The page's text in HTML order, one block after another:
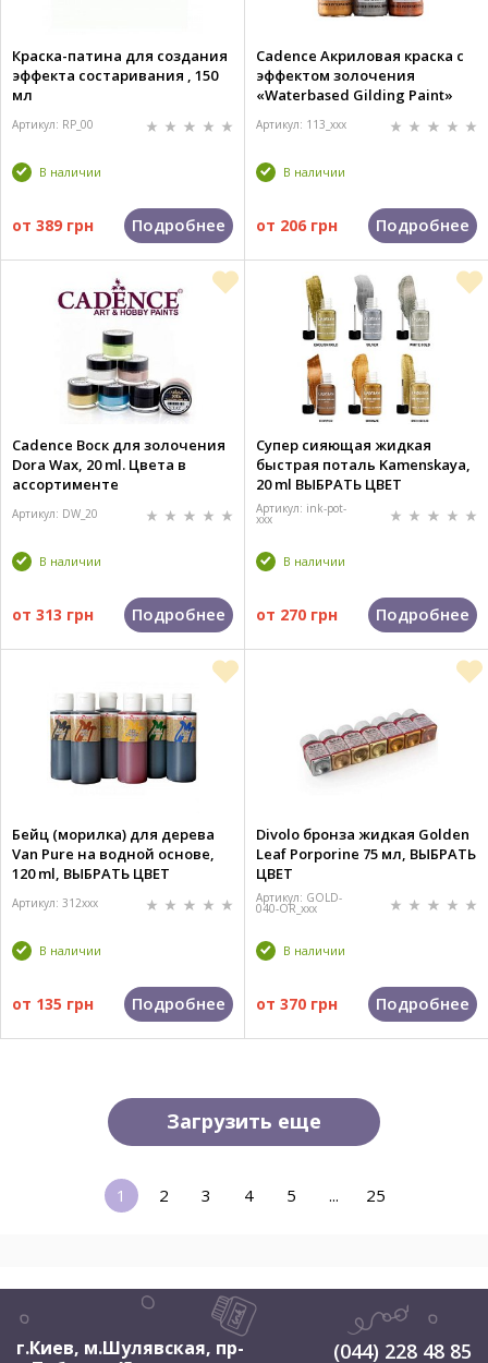
Краска-патина для создания
эффекта состаривания , 150
мл
Артикул: RP_00
В наличии
от 389 грн Подробнее
Cadence Акриловая краска c
эффектом золочения
«Waterbased Gilding Paint»
Артикул: 113_xxx
В наличии
от 206 грн Подробнее
Cadence Воск для золочения
Dora Wax, 20 ml. Цвета в
ассортименте
Артикул: DW_20
В наличии
от 313 грн Подробнее
Супер сияющая жидкая
быстрая поталь Kamenskaya,
20 ml ВЫБРАТЬ ЦВЕТ
Артикул: ink-pot-
xxx
В наличии
от 270 грн Подробнее
Бейц (морилка) для дерева
Van Pure на водной основе,
120 ml, ВЫБРАТЬ ЦВЕТ
Артикул: 312xxx
В наличии
от 135 грн Подробнее
Divolo бронза жидкая Golden
Leaf Porporine 75 мл, ВЫБРАТЬ
ЦВЕТ
Артикул: GOLD-
040-OR_xxx
В наличии
от 370 грн Подробнее
Загрузить еще
1 2 3 4 5 ... 25
г.Киев, м.Шулявская, пр-
(044) 228 48 85